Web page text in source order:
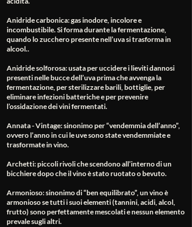
Anidride carbonica: gas inodore, incolore e
incombustibile. Si forma durante la fermentazione,
quando lo zucchero presente nell’uva si trasforma in
alcool..
Anidride solforosa: usata per uccidere i lieviti dannosi
presenti nelle bucce dell’uva prima che avvenga la
fermentazione, per sterilizzare barili, bottiglie, per
eliminare infezioni batteriche e per prevenire
l’ossidazione dei vini fermentati.
Annata - Vintage: sinonimo per “vendemmia dell’anno”,
ovvero l’anno in cui le uve sono state vendemmiate e
trasformate in vino.
Archetti: piccoli rivoli che scendono all’interno di un
bicchiere dopo che il vino è stato ruotato o bevuto.
Armonioso: sinonimo di “ben equilibrato”, un vino è
armonioso se tutti i suoi elementi (tannini, acidi, alcol,
frutto) sono perfettamente mescolati e nessun elemento
prevale sugli altri.